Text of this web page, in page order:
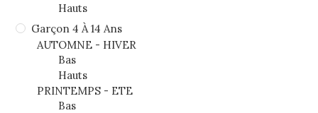
Hauts
Garçon 4 À 14 Ans
AUTOMNE - HIVER
Bas
Hauts
PRINTEMPS - ETE
Bas